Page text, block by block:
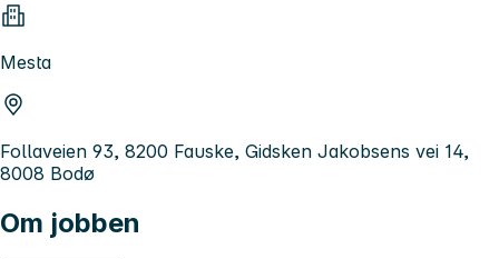
Mesta
Follaveien 93, 8200 Fauske, Gidsken Jakobsens vei 14,
8008 Bodø
Om jobben